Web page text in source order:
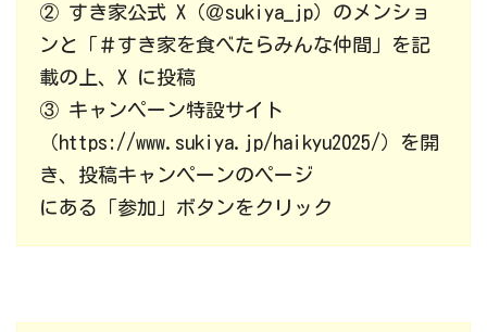
② すき家公式 X（＠sukiya_jp）のメンショ
ンと「＃すき家を食べたらみんな仲間」を記
載の上、X に投稿
③ キャンペーン特設サイト
（https://www.sukiya.jp/haikyu2025/）を開
き、投稿キャンペーンのページ
にある「参加」ボタンをクリック